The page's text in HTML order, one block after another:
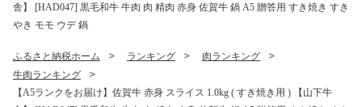
舎】 [HAD047] 黒毛和牛 牛肉 肉 精肉 赤身 佐賀牛 鍋 A5 贈答用 すき焼き すき
やき モモ ウデ 鍋
ふるさと納税ホーム ランキング
肉ランキング
牛肉ランキング
【A5ランクをお届け】佐賀牛 赤身 スライス 1.0kg ( すき焼き用 ) 【山下牛